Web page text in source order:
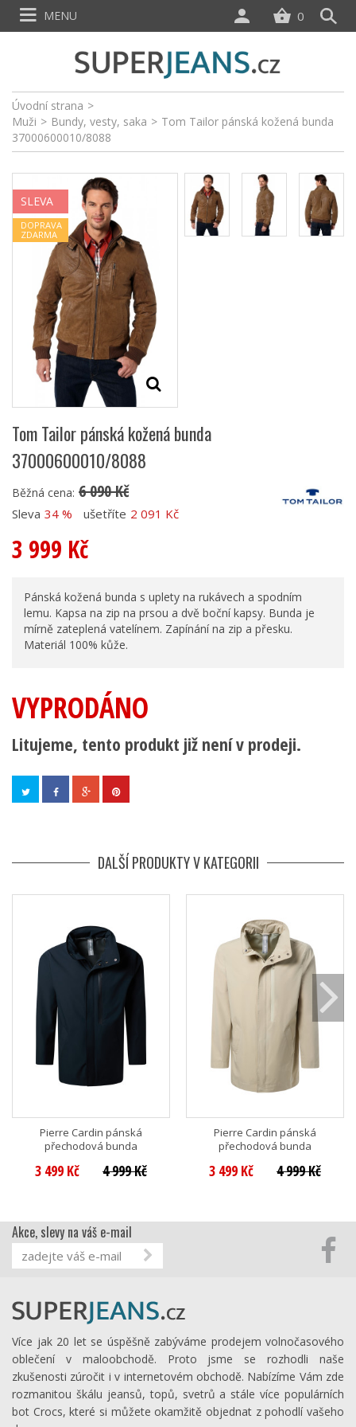
Úvodní strana >
Muži > Bundy, vesty, saka > Tom Tailor pánská kožená bunda
37000600010/8088
SLEVA
DOPRAVA
ZDARMA
Tom Tailor pánská kožená bunda
37000600010/8088
Běžná cena: 6 090 Kč
Sleva 34 % ušetříte 2 091 Kč
3 999 Kč
Pánská kožená bunda s uplety na rukávech a spodním
lemu. Kapsa na zip na prsou a dvě boční kapsy. Bunda je
mírně zateplená vatelínem. Zapínání na zip a přesku.
Materiál 100% kůže.
VYPRODÁNO
Litujeme, tento produkt již není v prodeji.
DALŠÍ PRODUKTY V KATEGORII
Pierre Cardin pánská
přechodová bunda
3 499 Kč 4 999 Kč
Pierre Cardin pánská
přechodová bunda
3 499 Kč 4 999 Kč
0
MENU
Akce, slevy na váš e-mail
Více jak 20 let se úspěšně zabýváme prodejem volnočasového
oblečení v maloobchodě. Proto jsme se rozhodli naše
zkušenosti zúročit i v internetovém obchodě. Nabízíme Vám zde
rozmanitou škálu jeansů, topů, svetrů a stále více populárních
bot Crocs, které si můžete okamžitě objednat z pohodlí vašeho